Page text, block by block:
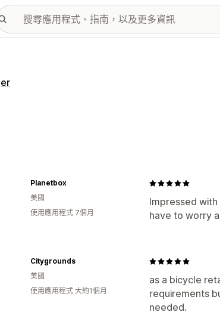
Impressed
have to worry
Planetbox
美國
使用應用程式 7個月
as a bicycle
requirements
needed.
Citygrounds
美國
使用應用程式 大約1個月